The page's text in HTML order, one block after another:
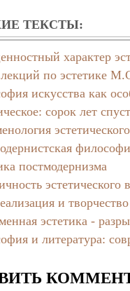
ТЕКСТЫ:
характер
по эстетике
искусства как
сорок лет
эстетического
постмодернизма
эстетического
и творчество
эстетика -
и литература: